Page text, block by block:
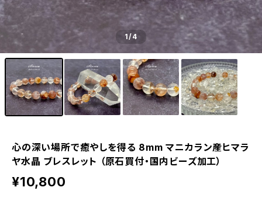
1/4
心の深い場所で癒やしを得る 8mm マニカラン産ヒマラ
ヤ水晶 ブレスレット （原石買付・国内ビーズ加工）
¥10,800